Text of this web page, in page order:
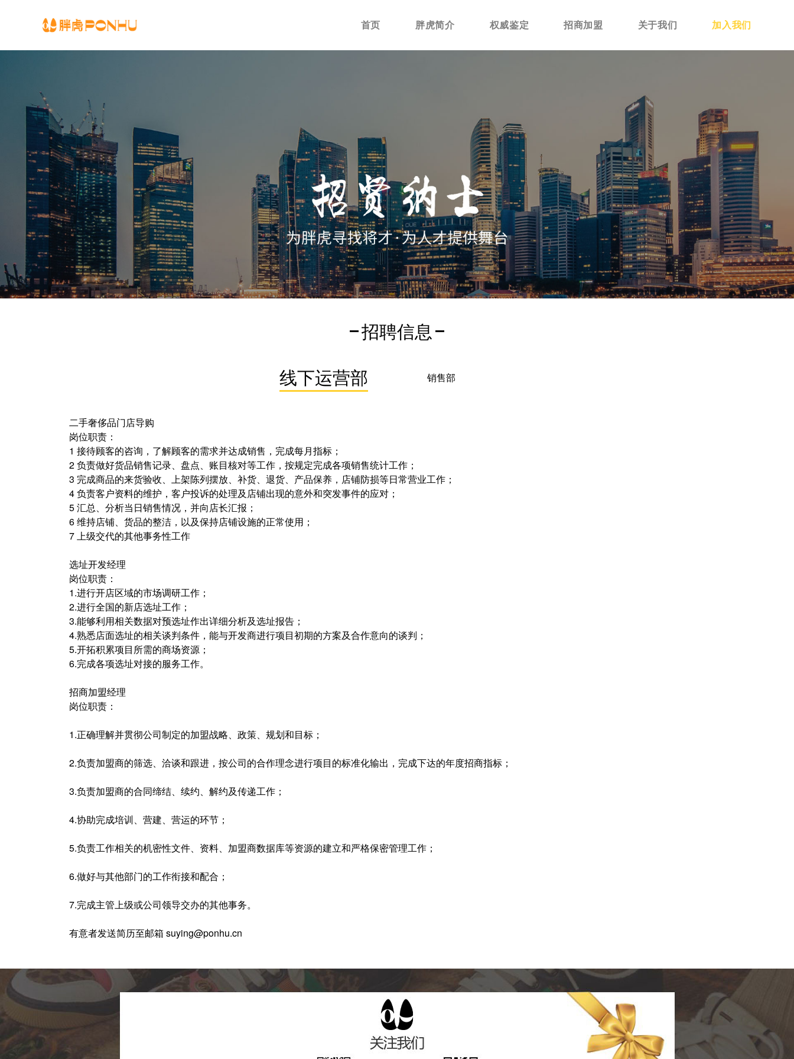
首页 胖虎简介 权威鉴定 招商加盟 关于我们 加入我们
招聘信息
线下运营部
销售部
二手奢侈品门店导购
岗位职责：
1 接待顾客的咨询，了解顾客的需求并达成销售，完成每月指标；
2 负责做好货品销售记录、盘点、账目核对等工作，按规定完成各项销售统计工作；
3 完成商品的来货验收、上架陈列摆放、补货、退货、产品保养，店铺防损等日常营业工作；
4 负责客户资料的维护，客户投诉的处理及店铺出现的意外和突发事件的应对；
5 汇总、分析当日销售情况，并向店长汇报；
6 维持店铺、货品的整洁，以及保持店铺设施的正常使用；
7 上级交代的其他事务性工作
选址开发经理
岗位职责：
1.进行开店区域的市场调研工作；
2.进行全国的新店选址工作；
3.能够利用相关数据对预选址作出详细分析及选址报告；
4.熟悉店面选址的相关谈判条件，能与开发商进行项目初期的方案及合作意向的谈判；
5.开拓积累项目所需的商场资源；
6.完成各项选址对接的服务工作。
招商加盟经理
岗位职责：
1.正确理解并贯彻公司制定的加盟战略、政策、规划和目标；
2.负责加盟商的筛选、洽谈和跟进，按公司的合作理念进行项目的标准化输出，完成下达的年度招商指标；
3.负责加盟商的合同缔结、续约、解约及传递工作；
4.协助完成培训、营建、营运的环节；
5.负责工作相关的机密性文件、资料、加盟商数据库等资源的建立和严格保密管理工作；
6.做好与其他部门的工作衔接和配合；
7.完成主管上级或公司领导交办的其他事务。
有意者发送简历至邮箱 suying@ponhu.cn